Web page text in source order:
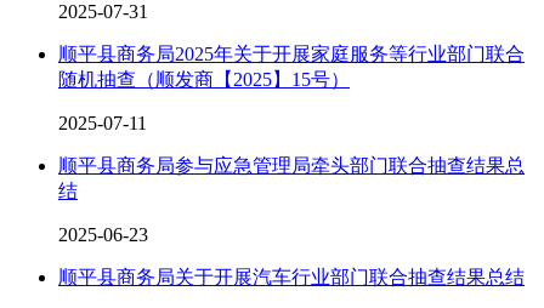
2025-07-31
顺平县商务局2025年关于开展家庭服务等行业部门联合
随机抽查（顺发商【2025】15号）
2025-07-11
顺平县商务局参与应急管理局牵头部门联合抽查结果总
结
2025-06-23
顺平县商务局关于开展汽车行业部门联合抽查结果总结